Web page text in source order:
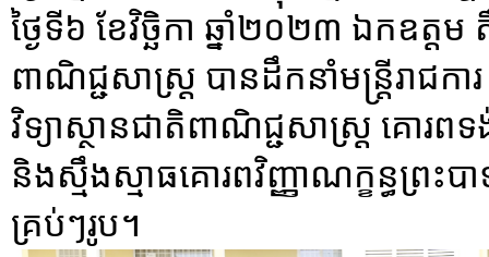
ថ្ងៃទី៦ ខែវិច្ឆិកា ឆ្នាំ២០២៣ ឯកឧត្ត
ពាណិជ្ជសាស្រ្ត បានដឹកនាំមន្រ្តីរាជ
វិទ្យាស្ថានជាតិពាណិជ្ជសាស្រ្ត គោរព
និងស្មឹងស្មាធគោរពវិញ្ញាណក្ខន្ធព្រះប
គ្រប់ៗរូប។